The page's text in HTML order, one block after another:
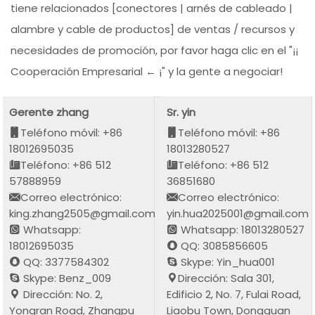
tiene relacionados [conectores | arnés de cableado |
alambre y cable de productos] de ventas / recursos y
necesidades de promoción, por favor haga clic en el "¡¡
Cooperación Empresarial ← ¡" y la gente a negociar!
Gerente zhang
Teléfono móvil: +86
18012695035
Teléfono: +86 512
57888959
Correo electrónico:
king.zhang2505@gmail.com
Whatsapp:
18012695035
QQ: 3377584302
Skype: Benz_009
Dirección: No. 2,
Yongran Road, Zhangpu
Sr. yin
Teléfono móvil: +86
18013280527
Teléfono: +86 512
36851680
Correo electrónico:
yin.hua2025001@gmail.com
Whatsapp: 18013280527
QQ: 3085856605
Skype: Yin_hua001
Dirección: Sala 301,
Edificio 2, No. 7, Fulai Road,
Liaobu Town, Dongguan